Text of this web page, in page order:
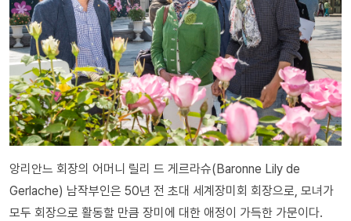
앙리안느 회장의 어머니 릴리 드 게르라슈(Baronne Lily de
Gerlache) 남작부인은 50년 전 초대 세계장미회 회장으로, 모녀가
모두 회장으로 활동할 만큼 장미에 대한 애정이 가득한 가문이다.